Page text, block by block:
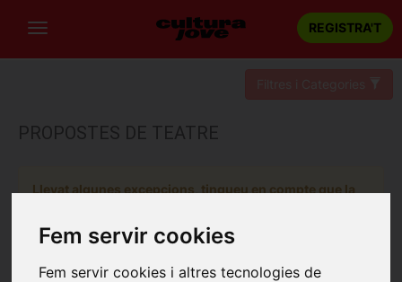
Fem servir cookies
Fem servir cookies i altres tecnologies de
REGISTRA'T
PROPOSTES DE TEATRE
Llevat algunes excepcions, tingueu en compte que la
abans de la sessió escollida.